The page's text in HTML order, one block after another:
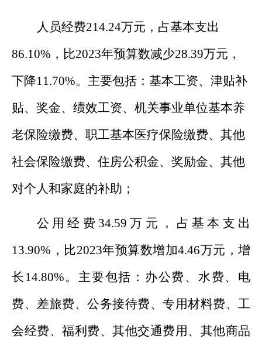
人员经费214.24万元 ， 占基本支出
86.10% ，比2023年预算数减少28.39万元，
下降11.70%。 主要包括：基本工资、津贴补
贴、 奖金、绩效工资、 机关事业单位基本养
老保险缴费、职工基本医疗保险缴费、其他
社会保险缴费、住房公积金、奖励金、其他
对个人和家庭的补助 ；
公用经费 34.59 万 元， 占 基本支出
13.90% ，比2023年预算数增加4.46万元， 增
长 14.80%。 主要包括：办公费、水费、电
费、差旅费、公务接待费、 专用材料费、 工
会经费、福利费、其他交通费用 、其他商品